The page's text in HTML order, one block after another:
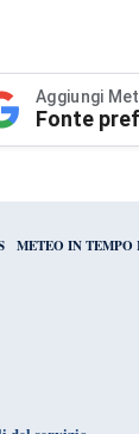
Aggiungi
Fonte
METEO IN TEMPO